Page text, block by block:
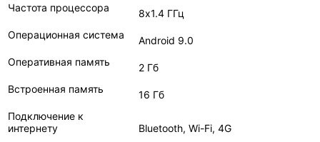
Частота процессора
8х1.4 ГГц
Операционная система
Android 9.0
Оперативная память
2 Гб
Встроенная память
16 Гб
Подключение к
интернету
Bluetooth, Wi-Fi, 4G